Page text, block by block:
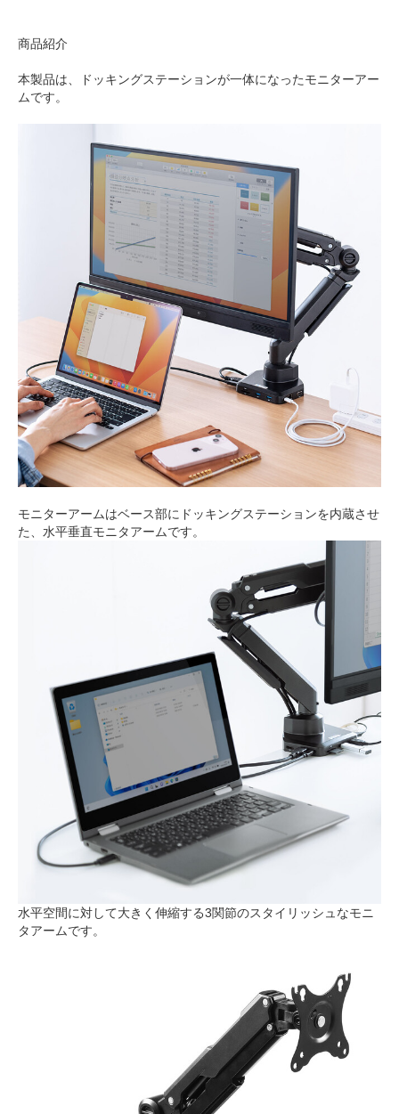
商品紹介
本製品は、ドッキングステーションが一体になったモニターアー
ムです。
モニターアームはベース部にドッキングステーションを内蔵させ
た、水平垂直モニタアームです。
水平空間に対して大きく伸縮する3関節のスタイリッシュなモニ
タアームです。